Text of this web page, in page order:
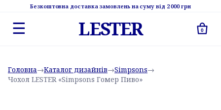
Безкоштовна доставка замовлень на суму від 2 000 грн
☰ LESTER 0
Головна→Каталог дизайнів→Simpsons→
Чохол LESTER «Simpsons Гомер Пиво»